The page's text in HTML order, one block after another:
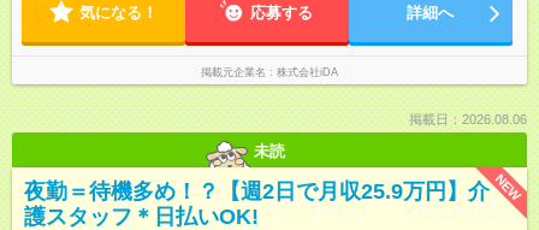
気になる！ 応募する 詳細へ
掲載元企業名 株式会社iDA
掲載日：2026.08.06
未読
NEW
夜勤＝待機多め！？【週2日で月収25.9万円】介
護スタッフ＊日払いOK!